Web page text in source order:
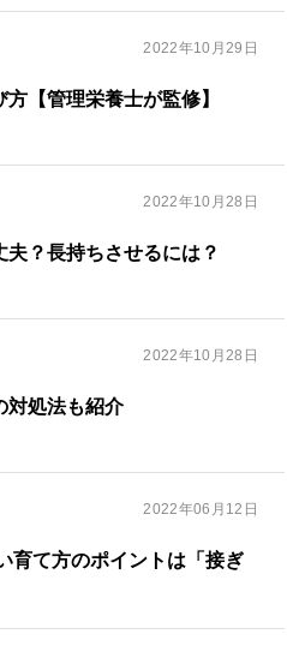
2022年10月29日
【管理栄養士が監修】
2022年10月28日
？長持ちさせるには？
2022年10月28日
対処法も紹介
2022年06月12日
育て方のポイントは「接ぎ